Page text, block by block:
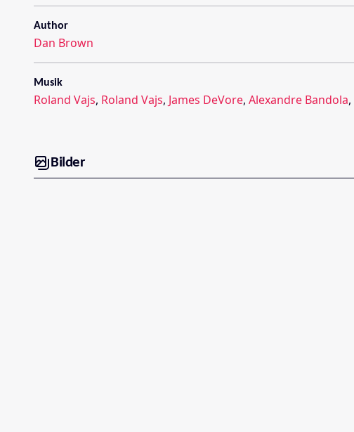
Author
Dan Brown
Musik
Roland Vajs, Roland Vajs, James DeVore, Alexandre Bandola,
Bilder